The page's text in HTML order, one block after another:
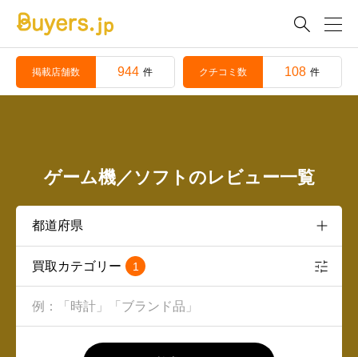

掲載店舗数 944 件 クチコミ数 108 件
ゲーム機／ソフトのレビュー一覧
買取カテゴリー 1